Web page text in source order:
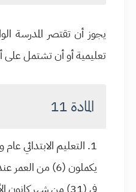
يجوز أن تقتصر المدرسة
تعليمية أو أن تشتمل على
المادة 11
التعليم الابتدائي
يكملون (6) من